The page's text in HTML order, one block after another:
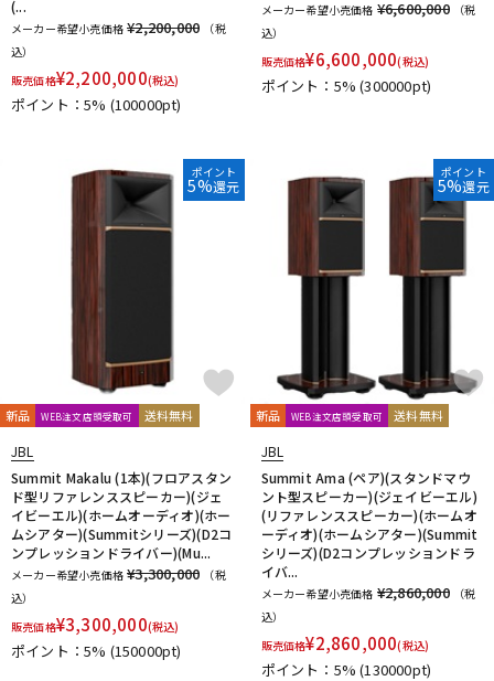
(...
メーカー希望小売価格 ¥2,200,000
（税
込）
販売価格¥2,200,000(税込)
ポイント：5% (100000pt)
メーカー希望小売価格 ¥6,600,000
（税
込）
販売価格¥6,600,000(税込)
ポイント：5%(300000pt)
ポイント
5%還元
新品 WEB注文店頭受取可 送料無料
JBL
Summit Makalu (1本)(フロアスタン
ド型リファレンススピーカー)(ジェ
イビーエル)(ホームオーディオ)(ホー
ムシアター)(Summitシリーズ)(D2コ
ンプレッションドライバー)(Mu...
メーカー希望小売価格 ¥3,300,000
（税
込）
販売価格¥3,300,000(税込)
ポイント：5% (150000pt)
ポイント
5%還元
新品 WEB注文店頭受取可 送料無料
JBL
Summit Ama (ペア)(スタンドマウ
ント型スピーカー)(ジェイビーエル)
(リファレンススピーカー)(ホームオ
ーディオ)(ホームシアター)(Summit
シリーズ)(D2コンプレッションドラ
イバ...
メーカー希望小売価格 ¥2,860,000
（税
込）
販売価格¥2,860,000(税込)
ポイント：5%(130000pt)